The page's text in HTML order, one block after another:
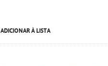
ADICIONAR À LISTA